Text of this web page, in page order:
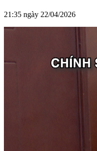
21:35 ngày 22/04/2026